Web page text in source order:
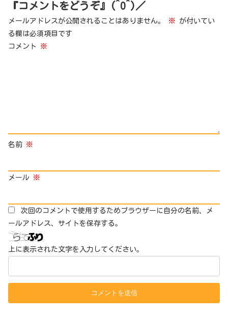
『コメントをどうぞ』(^O^)／
メールアドレスが公開されることはありません。 ※ が付いてい
る欄は必須項目です
コメント ※
名前 ※
メール ※
次回のコメントで使用するためブラウザーに自分の名前、メ
ールアドレス、サイトを保存する。
上に表示された文字を入力してください。